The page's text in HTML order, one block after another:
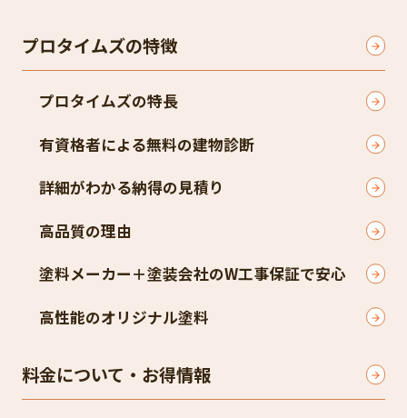
プロタイムズの特徴
プロタイムズの特長
有資格者による無料の建物診断
詳細がわかる納得の見積り
高品質の理由
塗料メーカー＋塗装会社のW工事保証で安心
高性能のオリジナル塗料
料金について・お得情報